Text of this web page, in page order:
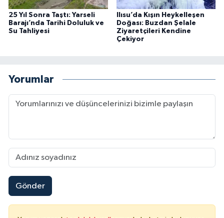
25 Yıl Sonra Taştı: Yarseli
Barajı’nda Tarihi Doluluk ve
Su Tahliyesi
Ilısu’da Kışın Heykelleşen
Doğası: Buzdan Şelale
Ziyaretçileri Kendine
Çekiyor
Yorumlar
Gönder